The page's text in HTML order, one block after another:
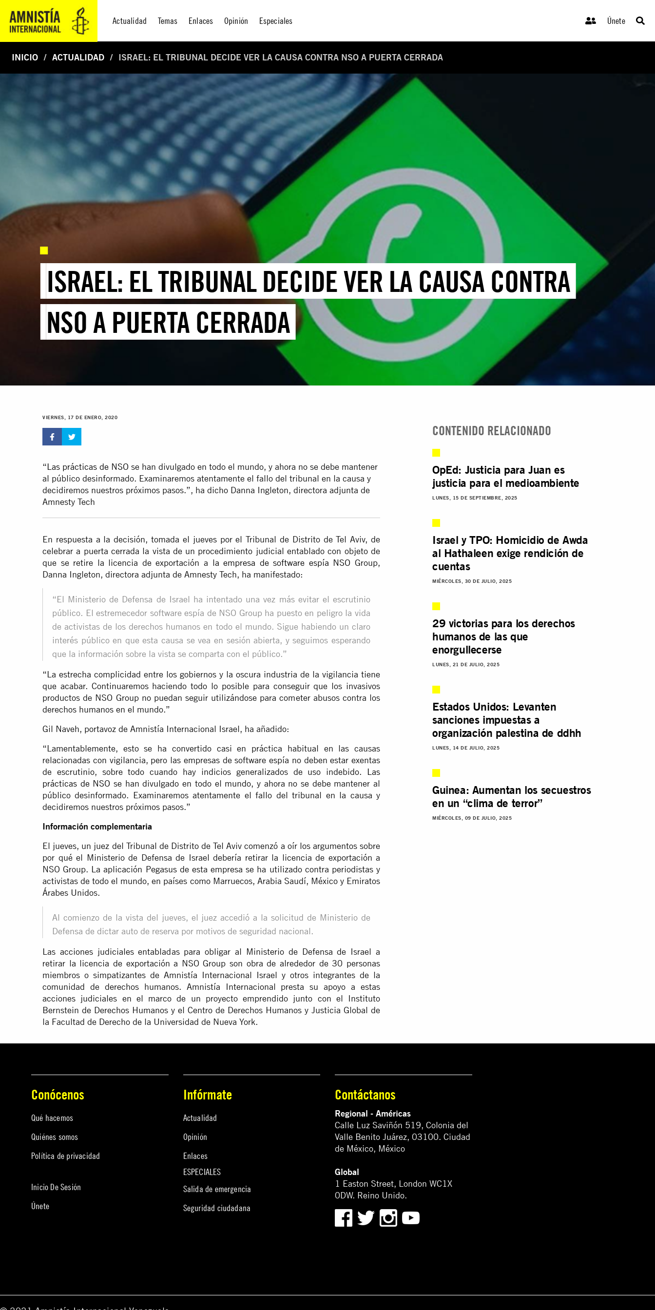
Actualidad Temas Enlaces Opinión Especiales Únete
INICIO ACTUALIDAD ISRAEL: EL TRIBUNAL DECIDE VER LA CAUSA CONTRA NSO A PUERTA CERRADA
ISRAEL: EL TRIBUNAL DECIDE VER LA CAUSA CONTRA
NSO A PUERTA CERRADA
VIERNES, 17 DE ENERO, 2020
“Las prácticas de NSO se han divulgado en todo el mundo, y ahora no se debe mantener
al público desinformado. Examinaremos atentamente el fallo del tribunal en la causa y
decidiremos nuestros próximos pasos.”, ha dicho Danna Ingleton, directora adjunta de
Amnesty Tech
En respuesta a la decisión, tomada el jueves por el Tribunal de Distrito de Tel Aviv, de
celebrar a puerta cerrada la vista de un procedimiento judicial entablado con objeto de
que se retire la licencia de exportación a la empresa de software espía NSO Group,
Danna Ingleton, directora adjunta de Amnesty Tech, ha manifestado:
“El Ministerio de Defensa de Israel ha intentado una vez más evitar el escrutinio
público. El estremecedor software espía de NSO Group ha puesto en peligro la vida
de activistas de los derechos humanos en todo el mundo. Sigue habiendo un claro
interés público en que esta causa se vea en sesión abierta, y seguimos esperando
que la información sobre la vista se comparta con el público.”
“La estrecha complicidad entre los gobiernos y la oscura industria de la vigilancia tiene
que acabar. Continuaremos haciendo todo lo posible para conseguir que los invasivos
productos de NSO Group no puedan seguir utilizándose para cometer abusos contra los
derechos humanos en el mundo.”
Gil Naveh, portavoz de Amnistía Internacional Israel, ha añadido:
“Lamentablemente, esto se ha convertido casi en práctica habitual en las causas
relacionadas con vigilancia, pero las empresas de software espía no deben estar exentas
de escrutinio, sobre todo cuando hay indicios generalizados de uso indebido. Las
prácticas de NSO se han divulgado en todo el mundo, y ahora no se debe mantener al
público desinformado. Examinaremos atentamente el fallo del tribunal en la causa y
decidiremos nuestros próximos pasos.”
Información complementaria
El jueves, un juez del Tribunal de Distrito de Tel Aviv comenzó a oír los argumentos sobre
por qué el Ministerio de Defensa de Israel debería retirar la licencia de exportación a
NSO Group. La aplicación Pegasus de esta empresa se ha utilizado contra periodistas y
activistas de todo el mundo, en países como Marruecos, Arabia Saudí, México y Emiratos
Árabes Unidos.
Al comienzo de la vista del jueves, el juez accedió a la solicitud de Ministerio de
Defensa de dictar auto de reserva por motivos de seguridad nacional.
Las acciones judiciales entabladas para obligar al Ministerio de Defensa de Israel a
retirar la licencia de exportación a NSO Group son obra de alrededor de 30 personas
miembros o simpatizantes de Amnistía Internacional Israel y otros integrantes de la
comunidad de derechos humanos. Amnistía Internacional presta su apoyo a estas
acciones judiciales en el marco de un proyecto emprendido junto con el Instituto
Bernstein de Derechos Humanos y el Centro de Derechos Humanos y Justicia Global de
la Facultad de Derecho de la Universidad de Nueva York.
CONTENIDO RELACIONADO
OpEd: Justicia para Juan es
justicia para el medioambiente
LUNES, 15 DE SEPTIEMBRE, 2025
Israel y TPO: Homicidio de Awda
al Hathaleen exige rendición de
cuentas
MIÉRCOLES, 30 DE JULIO, 2025
29 victorias para los derechos
humanos de las que
enorgullecerse
LUNES, 21 DE JULIO, 2025
Estados Unidos: Levanten
sanciones impuestas a
organización palestina de ddhh
LUNES, 14 DE JULIO, 2025
Guinea: Aumentan los secuestros
en un “clima de terror”
MIÉRCOLES, 09 DE JULIO, 2025
Conócenos
Qué hacemos
Quiénes somos
Política de privacidad
Inicio De Sesión
Únete
Infórmate
Actualidad
Opinión
Enlaces
ESPECIALES
Salida de emergencia
Seguridad ciudadana
Contáctanos
Regional - Américas
Calle Luz Saviñón 519, Colonia del
Valle Benito Juárez, 03100. Ciudad
de México, México
Global
1 Easton Street, London WC1X
0DW. Reino Unido.